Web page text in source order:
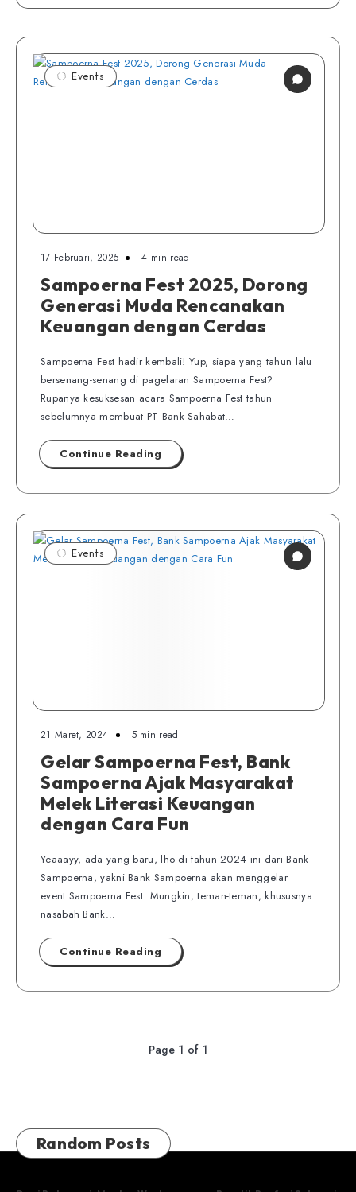
Events
17 Februari, 2025 4 min read
Sampoerna Fest 2025, Dorong
Generasi Muda Rencanakan
Keuangan dengan Cerdas
Sampoerna Fest hadir kembali! Yup, siapa yang tahun lalu
bersenang-senang di pagelaran Sampoerna Fest?
Rupanya kesuksesan acara Sampoerna Fest tahun
sebelumnya membuat PT Bank Sahabat…
Continue Reading
Events
21 Maret, 2024 5 min read
Gelar Sampoerna Fest, Bank
Sampoerna Ajak Masyarakat
Melek Literasi Keuangan
dengan Cara Fun
Yeaaayy, ada yang baru, lho di tahun 2024 ini dari Bank
Sampoerna, yakni Bank Sampoerna akan menggelar
event Sampoerna Fest. Mungkin, teman-teman, khususnya
nasabah Bank…
Continue Reading
Page 1 of 1
Random Posts